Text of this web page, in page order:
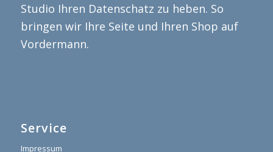
Studio Ihren Datenschatz zu heben. So
bringen wir Ihre Seite und Ihren Shop auf
Vordermann.
Service
Impressum